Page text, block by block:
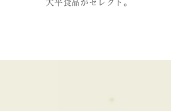
大平食品がセレクト。